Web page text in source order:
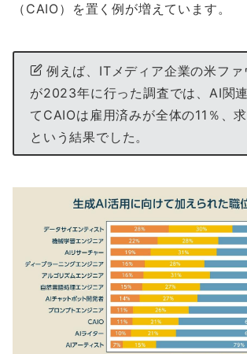
（CAIO）を置く例が増えています。
例えば、ITメディア企業の米ファ
が2023年に行った調査では、AI関
てCAIOは雇用済みが全体の11％、
という結果でした。